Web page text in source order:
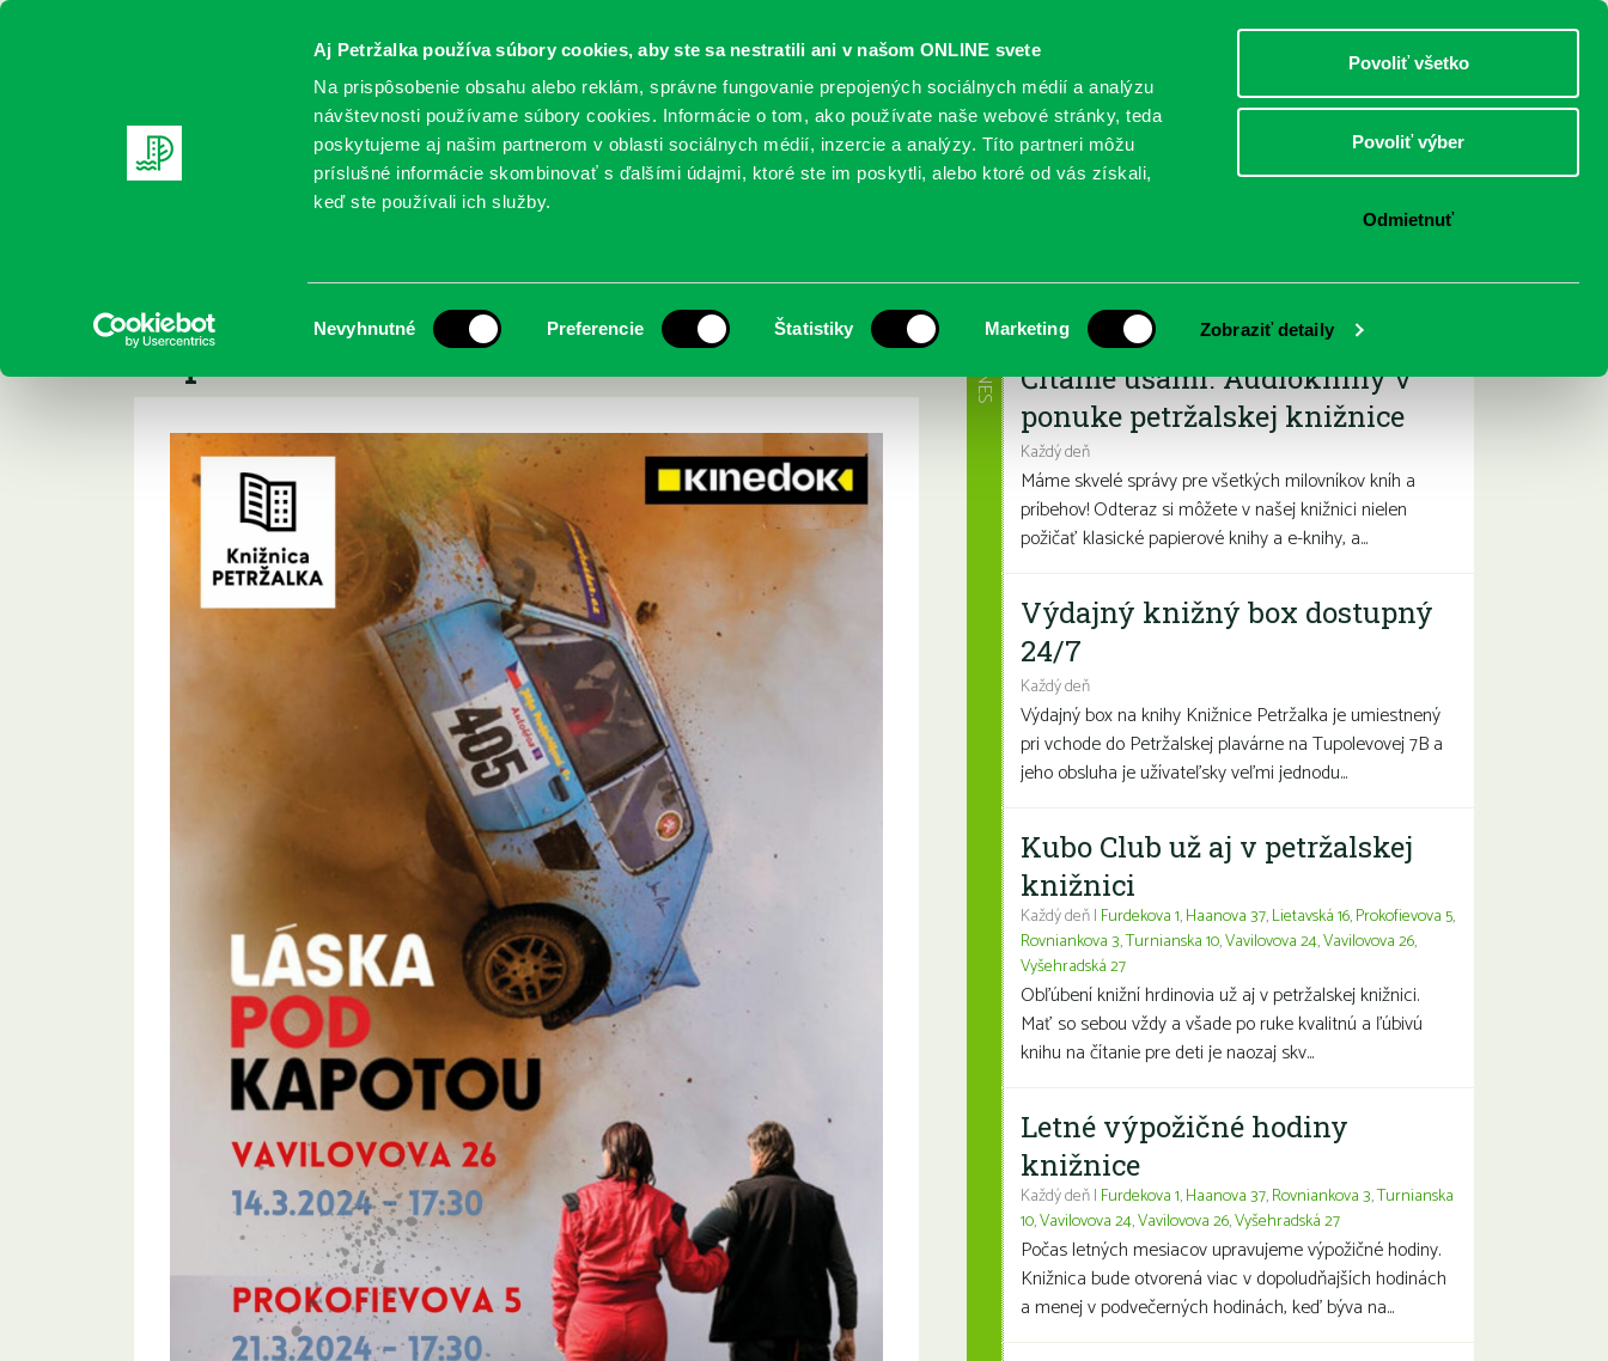
Aj Petržalka používa súbory cookies, aby ste sa nestratili ani v našom ONLINE svete
Na prispôsobenie obsahu alebo reklám, správne fungovanie prepojených sociálnych médií a analýzu
návštevnosti používame súbory cookies. Informácie o tom, ako používate naše webové stránky, teda
poskytujeme aj našim partnerom v oblasti sociálnych médií, inzercie a analýzy. Títo partneri môžu
príslušné informácie skombinovať s ďalšími údajmi, ktoré ste im poskytli, alebo ktoré od vás získali,
keď ste používali ich služby.
súhlasu
Nevyhnutné Preferencie Štatistiky Marketing Zobraziť detaily
Povoliť všetko
Povoliť výber
Odmietnuť
DOSPELÍ
REGISTRUJTE SA ONLINE KATALÓGY SLUŽBY PODUJATIA POBOČKY O KNIŽNICI
Kinedok v knižnici – „Láska pod
kapotou“
Najbližšie podujatia
Čítame ušami. Audioknihy v
ponuke petržalskej knižnice
Každý deň
Máme skvelé správy pre všetkých milovníkov kníh a
príbehov! Odteraz si môžete v našej knižnici nielen
požičať klasické papierové knihy a e-knihy, a...
DNES
Výdajný knižný box dostupný
24/7
Každý deň
Výdajný box na knihy Knižnice Petržalka je umiestnený
pri vchode do Petržalskej plavárne na Tupolevovej 7B a
jeho obsluha je užívateľsky veľmi jednodu...
Kubo Club už aj v petržalskej
knižnici
Každý deň | Furdekova 1,Haanova 37,Lietavská 16,Prokofievova 5,
Rovniankova 3,Turnianska 10,Vavilovova 24,Vavilovova 26,
Vyšehradská 27
Obľúbení knižní hrdinovia už aj v petržalskej knižnici.
Mať so sebou vždy a všade po ruke kvalitnú a ľúbivú
knihu na čítanie pre deti je naozaj skv...
Letné výpožičné hodiny
knižnice
Každý deň | Furdekova 1,Haanova 37,Rovniankova 3,Turnianska
10,Vavilovova 24,Vavilovova 26,Vyšehradská 27
Počas letných mesiacov upravujeme výpožičné hodiny.
Knižnica bude otvorená viac v dopoludňajších hodinách
a menej v podvečerných hodinách, keď býva na...